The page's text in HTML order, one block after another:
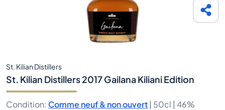
St. Kilian Distillers
St. Kilian Distillers 2017 Gailana Kiliani Edition
Condition: Comme neuf & non ouvert | 50cl | 46%